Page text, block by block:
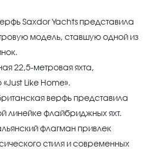
Saxdor Yachts представила
модель, ставшую одной из
22,5-метровая яхта,
Like Home».
верфь представила
линейке флайбриджных яхт.
флагман привлек
стиля и современных